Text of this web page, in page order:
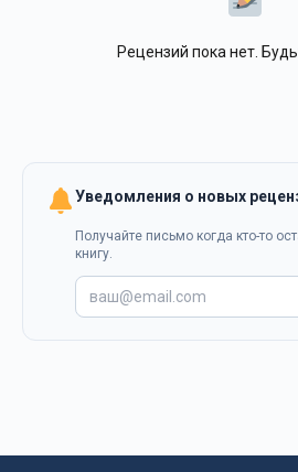
Рецензий пока нет.
Уведомления о новых
Получайте письмо когда кто-то
книгу.